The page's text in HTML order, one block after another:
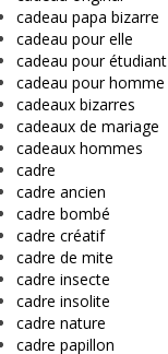
cadeau papa bizarre
cadeau pour elle
cadeau pour étudiant
cadeau pour homme
cadeaux bizarres
cadeaux de mariage
cadeaux hommes
cadre
cadre ancien
cadre bombé
cadre créatif
cadre de mite
cadre insecte
cadre insolite
cadre nature
cadre papillon